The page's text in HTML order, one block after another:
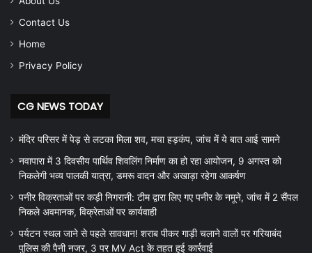
Contact Us
Home
Privacy Policy
CG NEWS TODAY
मंदिर परिसर में पेड़ से लटका मिला शव, मचा हड़कंप, जांच में ये बात आई सामने
नवापारा में 3 दिवसीय पार्थिव शिवलिंग निर्माण का हो रहा आयोजन, 9 अगस्त को
निकलेगी भव्य पालकी यात्रा, डमरू वादन और अखाड़ा रहेगा आकर्षण
पनीर विक्रताओं पर कड़ी निगरानी: टीम द्वारा लिए गए पनीर के नमूने, जांच में 2 सैंपल
निकले अवमानक, विक्रेताओं पर कार्यवाही
पर्यटन स्थल जाने से पहले सावधान! शराब पीकर गाड़ी चलाने वालों पर गरियाबंद
पुलिस की पैनी नजर, 3 पर MV Act के तहत हुई कार्रवाई